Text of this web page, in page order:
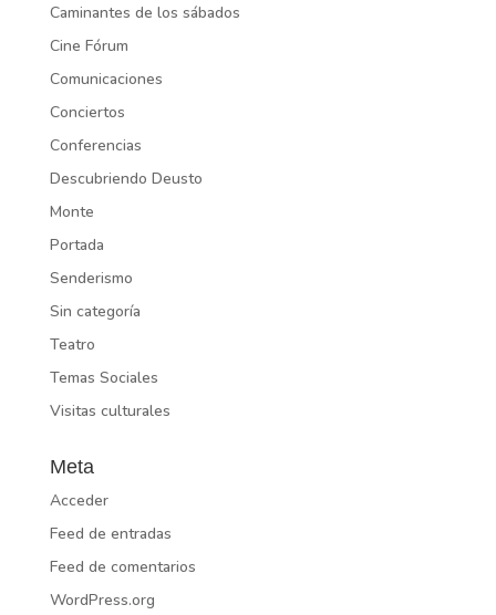
Caminantes de los sábados
Cine Fórum
Comunicaciones
Conciertos
Conferencias
Descubriendo Deusto
Monte
Portada
Senderismo
Sin categoría
Teatro
Temas Sociales
Visitas culturales
Meta
Acceder
Feed de entradas
Feed de comentarios
WordPress.org